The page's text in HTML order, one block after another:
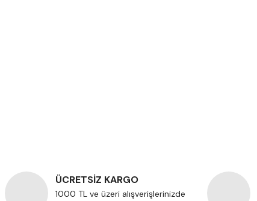
ÜCRETSİZ KARGO
1000 TL ve üzeri alışverişlerinizde